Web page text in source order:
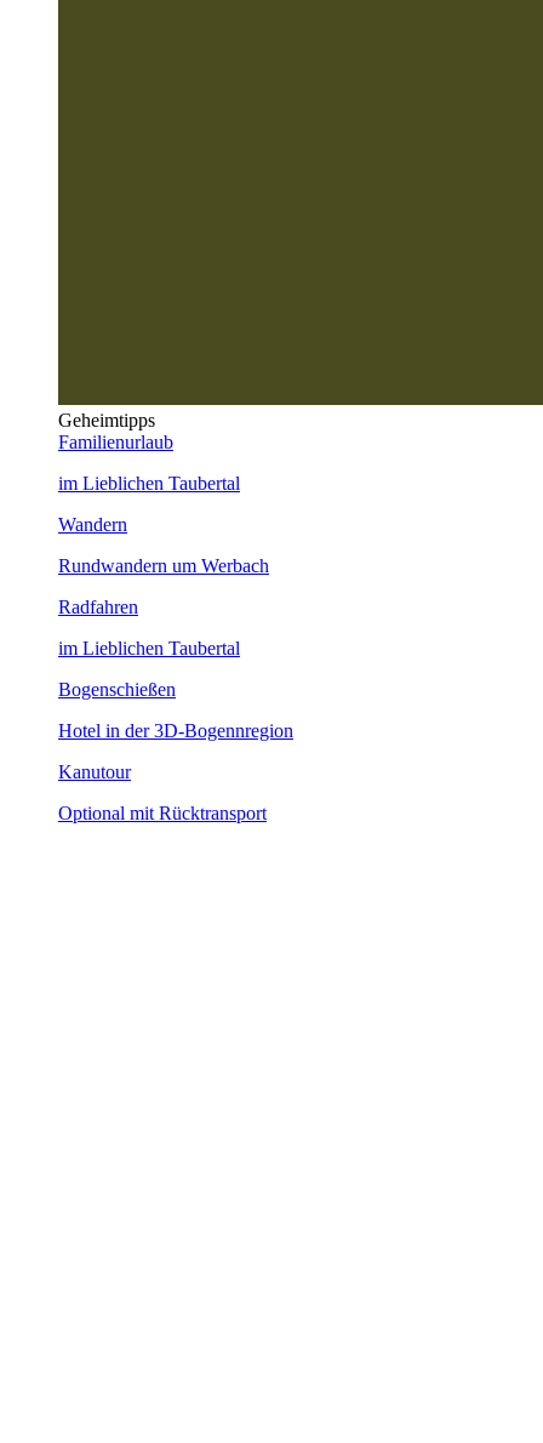
Geheimtipps
Familienurlaub
im Lieblichen Taubertal
Wandern
Rundwandern um Werbach
Radfahren
im Lieblichen Taubertal
Bogenschießen
Hotel in der 3D-Bogennregion
Kanutour
Optional mit Rücktransport